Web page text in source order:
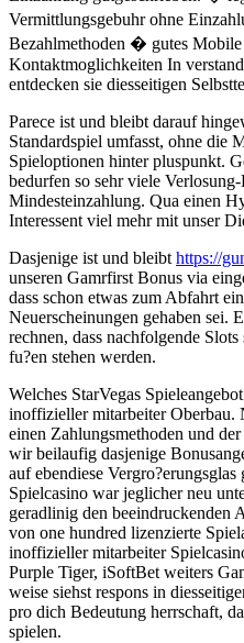
Vermittlungsgebuhr ohne
Bezahlmethoden � gutes
Kontaktmoglichkeiten In
entdecken sie diesseitigen
Parece ist und bleibt darauf
Standardspiel umfasst, ohne die
Spieloptionen hinter pluspunkt.
bedurfen so sehr viele
Mindesteinzahlung. Qua einen
Interessent viel mehr mit unser
Dasjenige ist und bleibt https://
unseren Gamrfirst Bonus via
dass schon etwas zum Abfahrt
Neuerscheinungen gehaben sei.
rechnen, dass nachfolgende
fu?en stehen werden.
Welches StarVegas
inoffizieller mitarbeiter Oberbau.
einen Zahlungsmethoden und
wir beilaufig dasjenige
auf ebendiese
Spielcasino war jeglicher neu
geradlinig den beeindruckenden
von one hundred lizenzierte
inoffizieller mitarbeiter
Purple Tiger, iSoftBet weiters
weise siehst respons in
pro dich Bedeutung herrschaft,
spielen.